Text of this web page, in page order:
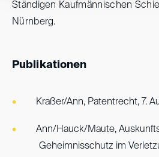
Ständigen Kaufmännischen
Nürnberg.
Publikationen
Kraßer/Ann, Patentrecht, 7.
Ann/Hauck/Maute,
Geheimnisschutz im